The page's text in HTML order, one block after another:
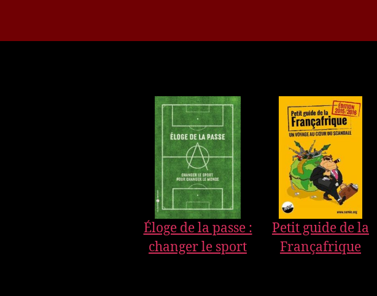
Éloge de la passe :
changer le sport
Petit guide de la
Françafrique